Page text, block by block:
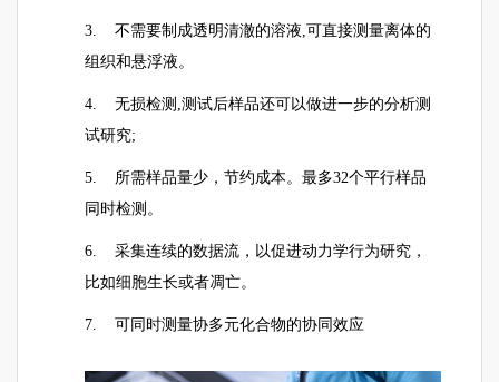
3. 不需要制成透明清澈的溶液,可直接测量离体的
组织和悬浮液。
4. 无损检测,测试后样品还可以做进一步的分析测
试研究;
5. 所需样品量少，节约成本。最多32个平行样品
同时检测。
6. 采集连续的数据流，以促进动力学行为研究，
比如细胞生长或者凋亡。
7. 可同时测量协多元化合物的协同效应